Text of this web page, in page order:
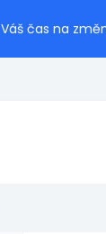
Váš čas na